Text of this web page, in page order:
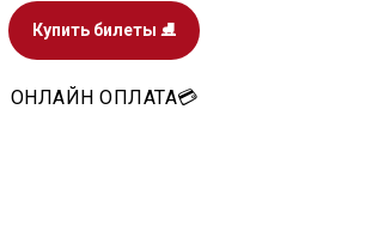
Купить билеты ⛸️
ОНЛАЙН ОПЛАТА💳